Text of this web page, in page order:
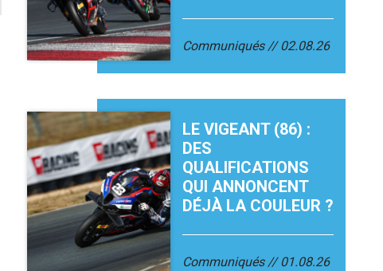
Communiqués 02.08.26
LE VIGEANT (86) :
DES
QUALIFICATIONS
QUI ANNONCENT
DÉJÀ LA COULEUR ?
Communiqués 01.08.26